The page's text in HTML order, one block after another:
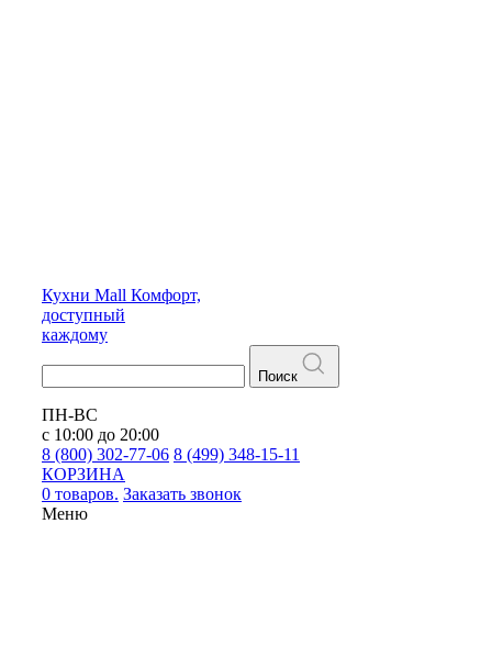
Кухни Mall Комфорт,
доступный
каждому
Поиск
ПН-ВС
с 10:00 до 20:00
8 (800) 302-77-06 8 (499) 348-15-11
КОРЗИНА
0 товаров. Заказать звонок
Меню